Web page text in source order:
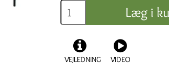
Læg i
VEJLEDNING VIDEO